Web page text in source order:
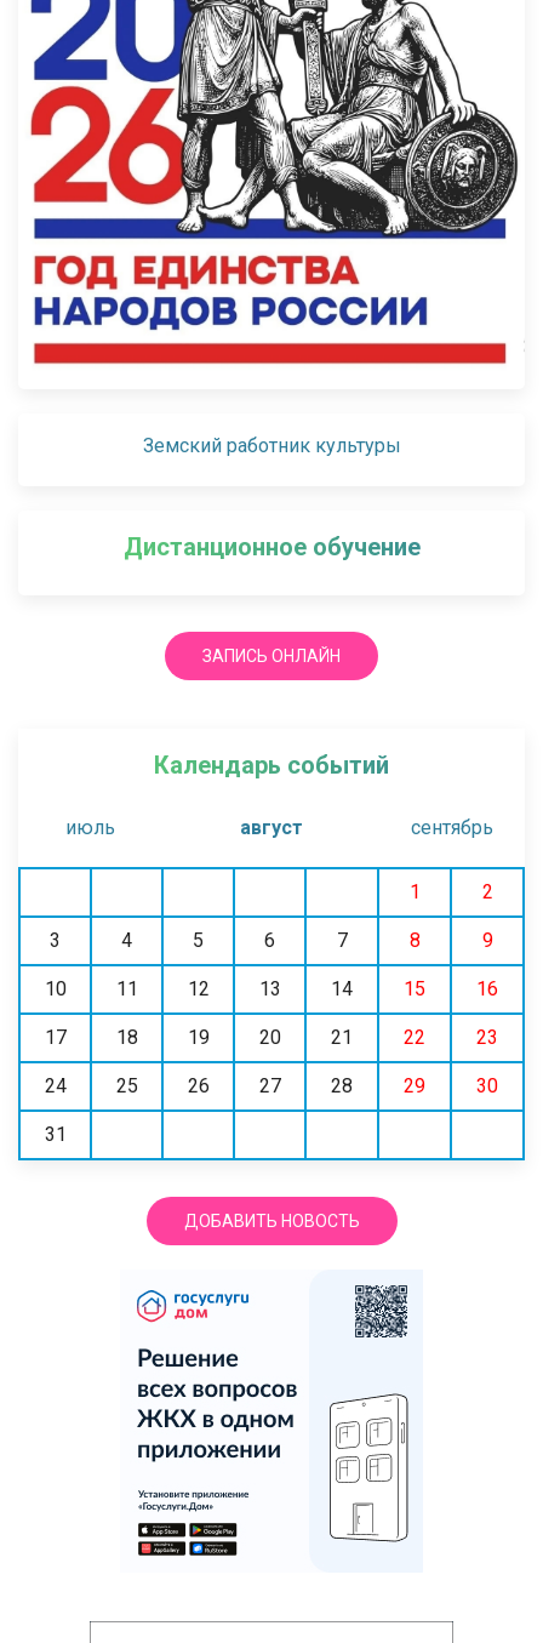
Земский работник культуры
Дистанционное обучение
ЗАПИСЬ ОНЛАЙН
Календарь событий
июль август сентябрь
1 2
3 4 5 6 7 8 9
10 11 12 13 14 15 16
17 18 19 20 21 22 23
24 25 26 27 28 29 30
31
ДОБАВИТЬ НОВОСТЬ